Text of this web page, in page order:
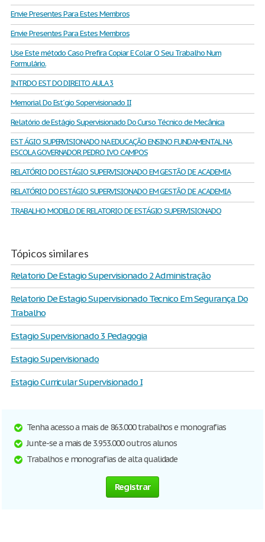
Envie Presentes Para Estes Membros
Envie Presentes Para Estes Membros
Use Este método Caso Prefira Copiar E Colar O Seu Trabalho Num
Formulário.
INTRDO EST DO DIREITO AULA 3
Memorial Do Est´gio Sopervisionado II
Relatório de Estágio Supervisionado Do Curso Técnico de Mecânica
EST ÁGIO SUPERVISIONADO NA EDUCAÇÃO ENSINO FUNDAMENTAL NA
ESCOLA GOVERNADOR PEDRO IVO CAMPOS
RELATÓRIO DO ESTÁGIO SUPERVISIONADO EM GESTÃO DE ACADEMIA
RELATÓRIO DO ESTÁGIO SUPERVISIONADO EM GESTÃO DE ACADEMIA
TRABALHO MODELO DE RELATORIO DE ESTÁGIO SUPERVISIONADO
Tópicos similares
Relatorio De Estagio Supervisionado 2 Administração
Relatorio De Estagio Supervisionado Tecnico Em Segurança Do
Trabalho
Estagio Supervisionado 3 Pedagogia
Estagio Supervisionado
Estagio Curricular Supervisionado I
Tenha acesso a mais de 863.000 trabalhos e monografias
Junte-se a mais de 3.953.000 outros alunos
Trabalhos e monografias de alta qualidade
Registrar